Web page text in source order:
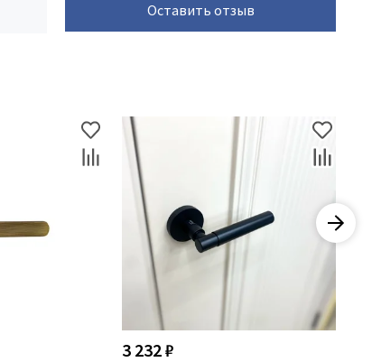
Оставить отзыв
3 232 ₽